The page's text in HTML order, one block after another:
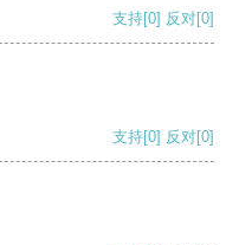
支持[0] 反对[0]
支持[0] 反对[0]